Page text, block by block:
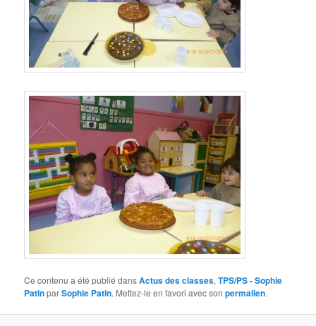
Ce contenu a été publié dansActus des classes,TPS/PS - Sophie
PatinparSophie Patin. Mettez-le en favori avec sonpermalien.